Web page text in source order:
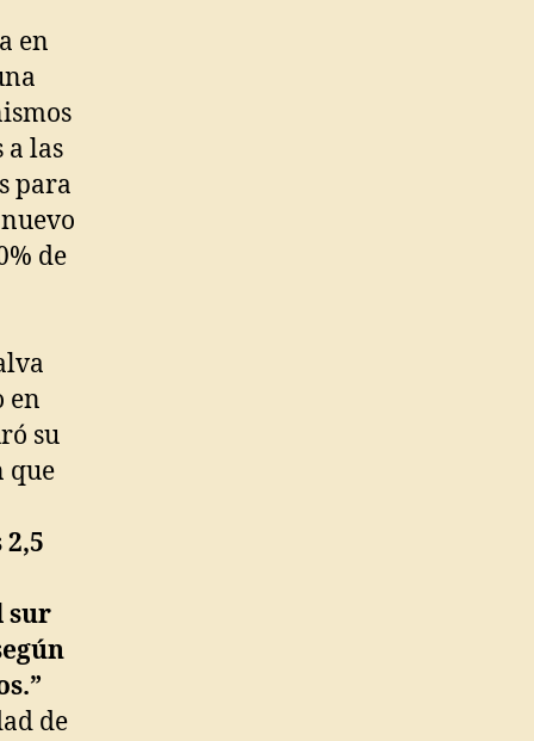
en
a las
para
de
en
su
que
sur
de